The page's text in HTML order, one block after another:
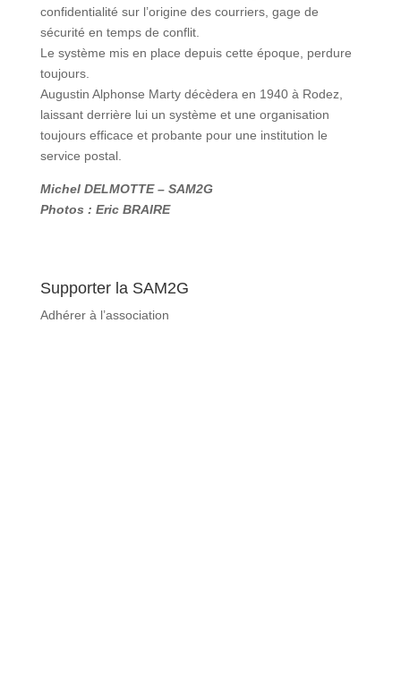
confidentialité sur l’origine des courriers, gage de
sécurité en temps de conflit.
Le système mis en place depuis cette époque, perdure
toujours.
Augustin Alphonse Marty décèdera en 1940 à Rodez,
laissant derrière lui un système et une organisation
toujours efficace et probante pour une institution le
service postal.
Michel DELMOTTE – SAM2G
Photos : Eric BRAIRE
Supporter la SAM2G
Adhérer à l’association